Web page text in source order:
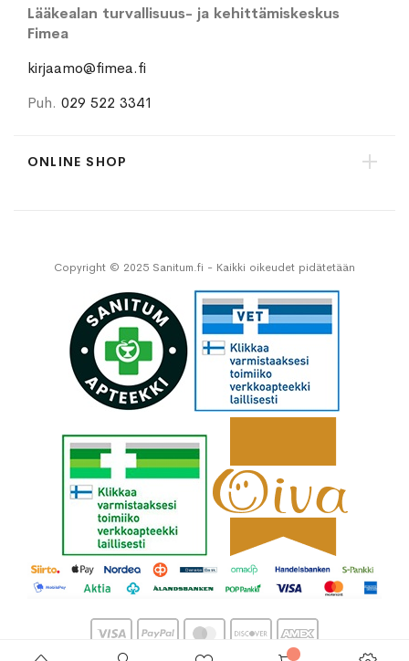
Lääkealan turvallisuus- ja kehittämiskeskus
Fimea
kirjaamo@fimea.fi
Puh. 029 522 3341
ONLINE SHOP
Copyright © 2025 Sanitum.fi - Kaikki oikeudet pidätetään